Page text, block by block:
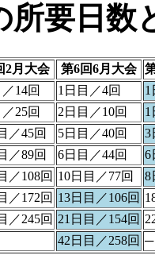
所要日数
2月大会 第6回6月大会
14回 1日目／4回
1
25回 2日目／10回
1
／45回 5日目／40回
3
／89回 6日目／44回 6
／108回 10日目／77回
8
／172回 13日目／106回
／245回 21日目／154回
42日目／258回 ─